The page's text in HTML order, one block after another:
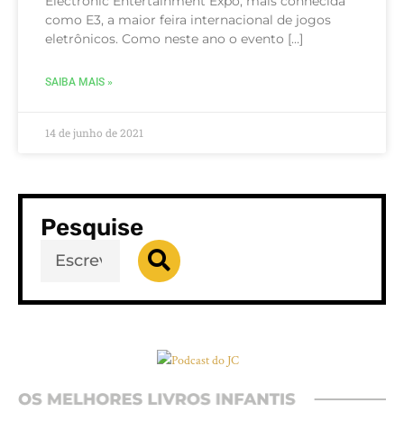
como E3, a maior feira internacional de jogos
eletrônicos. Como neste ano o evento […]
SAIBA MAIS »
14 de junho de 2021
Pesquise